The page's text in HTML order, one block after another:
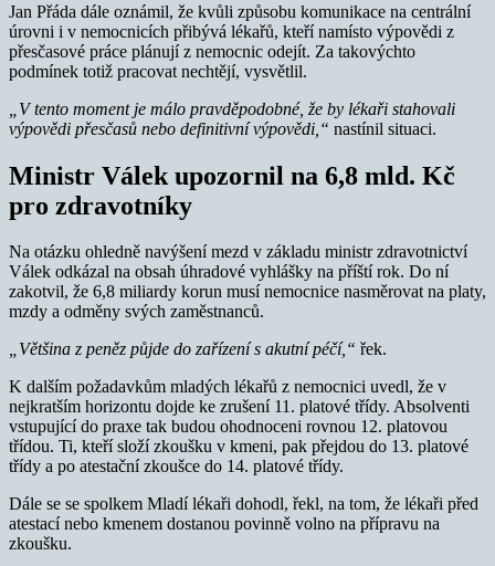
Jan Přáda dále oznámil, že kvůli způsobu komunikace na centrální
úrovni i v nemocnicích přibývá lékařů, kteří namísto výpovědi z
přesčasové práce plánují z nemocnic odejít. Za takovýchto
podmínek totiž pracovat nechtějí, vysvětlil.
„V tento moment je málo pravděpodobné, že by lékaři stahovali
výpovědi přesčasů nebo definitivní výpovědi,“ nastínil situaci.
Ministr Válek upozornil na 6,8 mld. Kč
pro zdravotníky
Na otázku ohledně navýšení mezd v základu ministr zdravotnictví
Válek odkázal na obsah úhradové vyhlášky na příští rok. Do ní
zakotvil, že 6,8 miliardy korun musí nemocnice nasměrovat na platy,
mzdy a odměny svých zaměstnanců.
„Většina z peněz půjde do zařízení s akutní péčí,“ řek.
K dalším požadavkům mladých lékařů z nemocnici uvedl, že v
nejkratším horizontu dojde ke zrušení 11. platové třídy. Absolventi
vstupující do praxe tak budou ohodnoceni rovnou 12. platovou
třídou. Ti, kteří složí zkoušku v kmeni, pak přejdou do 13. platové
třídy a po atestační zkoušce do 14. platové třídy.
Dále se se spolkem Mladí lékaři dohodl, řekl, na tom, že lékaři před
atestací nebo kmenem dostanou povinně volno na přípravu na
zkoušku.